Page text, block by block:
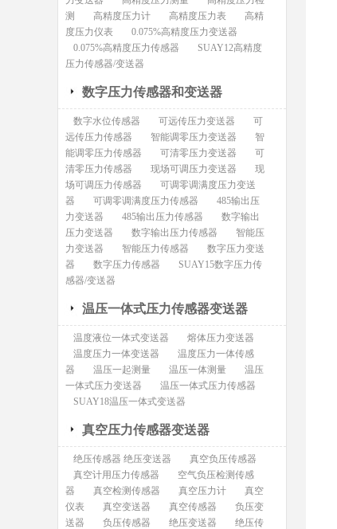
测
高精度压力计 高精度压力表
高精
度压力仪表
0.075%高精度压力变送器
0.075%高精度压力传感器
SUAY12高精度
压力传感器/变送器
数字压力传感器和变送器
数字水位传感器 可远传压力变送器
可
远传压力传感器
智能调零压力变送器
智
能调零压力传感器
可清零压力变送器
可
清零压力传感器
现场可调压力变送器
现
场可调压力传感器
可调零调满度压力变送
器
可调零调满度压力传感器
485输出压
力变送器
485输出压力传感器
数字输出
压力变送器
数字输出压力传感器
智能压
力变送器
智能压力传感器
数字压力变送
器
数字压力传感器
SUAY15数字压力传
感器/变送器
温压一体式压力传感器变送器
温度液位一体式变送器
熔体压力变送器
温度压力一体变送器
温度压力一体传感
器
温压一起测量 温压一体测量
温压
一体式压力变送器
温压一体式压力传感器
SUAY18温压一体式变送器
真空压力传感器变送器
绝压传感器 绝压变送器
真空负压传感器
真空计用压力传感器
空气负压检测传感
器
真空检测传感器 真空压力计
真空
仪表
真空变送器 真空传感器
负压变
送器
负压传感器 绝压变送器
绝压传